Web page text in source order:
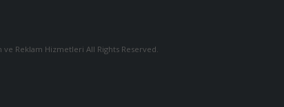
Reklam Hizmetleri All Rights Reserved.